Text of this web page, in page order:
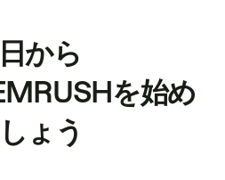
から
を始め
ょう